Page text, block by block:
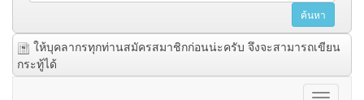
ให้บุคลากรทุกท่านสมัครสมาชิกก่อนน่ะครับ จึงจะสามารถเขียน
กระทู้ได้